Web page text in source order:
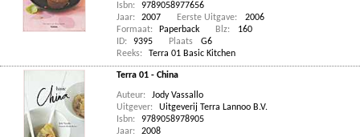
Isbn:
9789058977656
Jaar:
2007 Eerste Uitgave:
2006
Formaat:
Paperback Blz:
160
ID:
9395 Plaats
G6
Reeks:
Terra 01 Basic Kitchen
Terra 01 - China
Auteur:
Jody Vassallo
Uitgever:
Uitgeverij Terra Lannoo B.V.
Isbn:
9789058978905
Jaar:
2008